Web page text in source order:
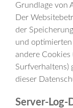
Grundlage von
Der
der
und
andere Cookies
Surfverhaltens)
dieser
Server-Log-